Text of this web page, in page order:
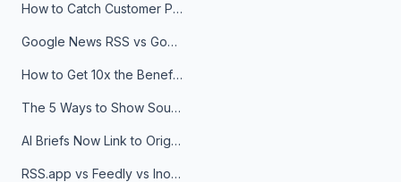
How to Catch Customer Problems Before They Become Support Tickets
Google News RSS vs Google Alerts: Which Is Better for News Monitoring?
How to Get 10x the Benefits of Google Alerts
The 5 Ways to Show Sources in Your AI Brief, And When to Use Each
AI Briefs Now Link to Original Sources. Here's Why It Matters
RSS.app vs Feedly vs Inoreader: Which One Is Actually Right for You?